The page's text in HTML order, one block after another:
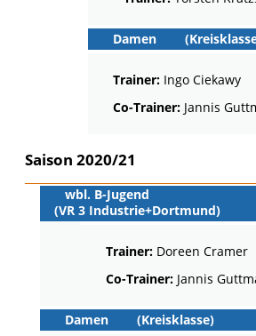
Damen
Trainer: Ingo Ciekawy
Co-Trainer: Jannis
Saison 2020/21
wbl. B-Jugend
(VR 3 Industrie+Dortmund)
Trainer:Doreen Cramer
Co-Trainer: Jannis
Damen (Kreisklasse)